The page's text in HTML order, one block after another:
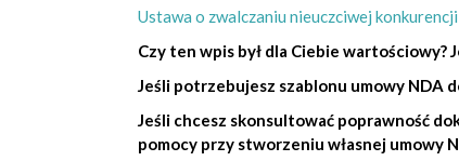
Ustawa o zwalczaniu nieuczciwej konkurencji
Czy ten wpis był dla Ciebie wartościowy?
Jeśli potrzebujesz szablonu umowy NDA
Jeśli chcesz skonsultować poprawność
pomocy przy stworzeniu własnej umowy